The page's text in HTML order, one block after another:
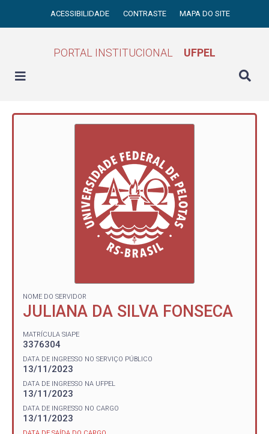
ACESSIBILIDADE CONTRASTE MAPA DO SITE
PORTAL INSTITUCIONAL UFPEL
NOME DO SERVIDOR
JULIANA DA SILVA FONSECA
MATRÍCULA SIAPE
3376304
DATA DE INGRESSO NO SERVIÇO PÚBLICO
13/11/2023
DATA DE INGRESSO NA UFPEL
13/11/2023
DATA DE INGRESSO NO CARGO
13/11/2023